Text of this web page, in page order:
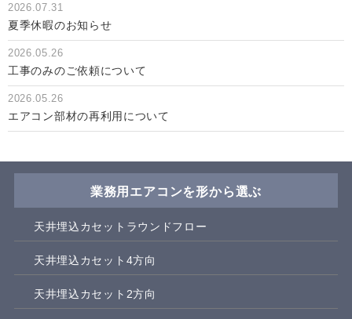
2026.07.31
夏季休暇のお知らせ
2026.05.26
工事のみのご依頼について
2026.05.26
エアコン部材の再利用について
業務用エアコンを形から選ぶ
天井埋込カセットラウンドフロー
天井埋込カセット4方向
天井埋込カセット2方向